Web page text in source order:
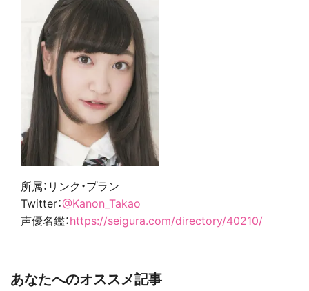
所属：リンク・プラン
Twitter：@Kanon_Takao
声優名鑑：https://seigura.com/directory/40210/
あなたへのオススメ記事